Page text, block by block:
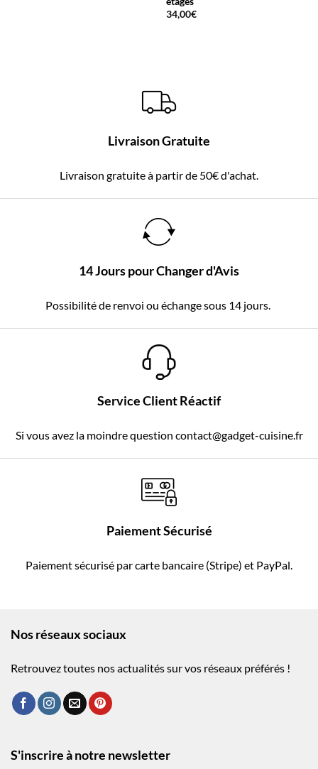
34,00€
Livraison Gratuite
Livraison gratuite à partir de 50€ d'achat.
14 Jours pour Changer d'Avis
Possibilité de renvoi ou échange sous 14 jours.
Service Client Réactif
Si vous avez la moindre question contact@gadget-cuisine.fr
Paiement Sécurisé
Paiement sécurisé par carte bancaire (Stripe) et PayPal.
Nos réseaux sociaux
Retrouvez toutes nos actualités sur vos réseaux préférés !
S'inscrire à notre newsletter